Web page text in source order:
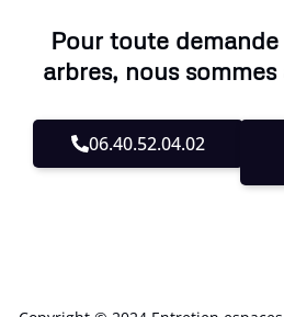
Pour toute
arbres, nous
06.40.52.04.02